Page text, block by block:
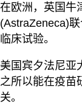
在欧洲，英国牛
(AstraZeneca)
临床试验。
美国宾夕法尼亚
之所以能在疫苗
关。